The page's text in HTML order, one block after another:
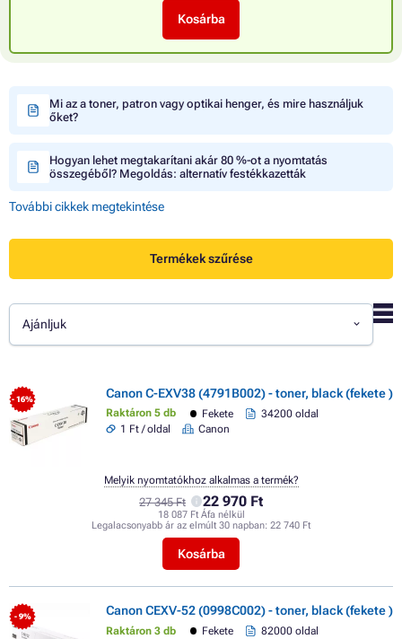
Kosárba
Mi az a toner, patron vagy optikai henger, és mire használjuk
őket?
Hogyan lehet megtakarítani akár 80 %-ot a nyomtatás
összegéből? Megoldás: alternatív festékkazetták
További cikkek megtekintése
Termékek szűrése
Ajánljuk
- 16% Canon C-EXV38 (4791B002) - toner, black (fekete )
Raktáron 5 db Fekete
34200 oldal
1 Ft / oldal
Canon
27 345 Ft 22 970 Ft
18 087 Ft Áfa nélkül
Legalacsonyabb ár az elmúlt 30 napban: 22 740 Ft
Kosárba
Melyik nyomtatókhoz alkalmas a termék?
- 9% Canon CEXV-52 (0998C002) - toner, black (fekete )
Raktáron 3 db Fekete
82000 oldal